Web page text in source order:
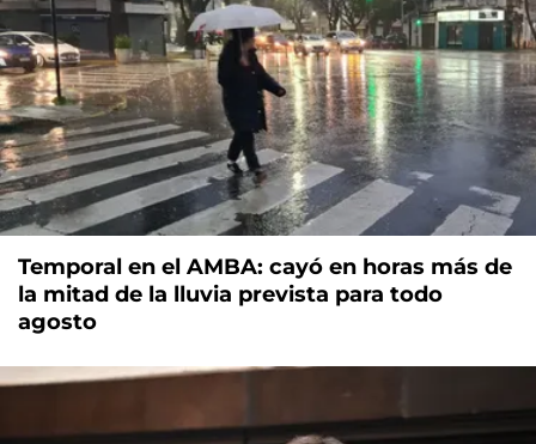
Temporal en el AMBA: cayó en horas más de
la mitad de la lluvia prevista para todo
agosto